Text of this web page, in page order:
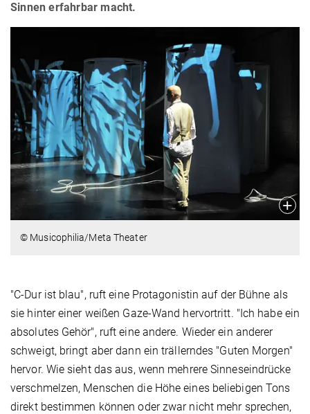
Sinnen erfahrbar macht.
© Musicophilia/Meta Theater
"C-Dur ist blau", ruft eine Protagonistin auf der Bühne als
sie hinter einer weißen Gaze-Wand hervortritt. "Ich habe ein
absolutes Gehör", ruft eine andere. Wieder ein anderer
schweigt, bringt aber dann ein trällerndes "Guten Morgen"
hervor. Wie sieht das aus, wenn mehrere Sinneseindrücke
verschmelzen, Menschen die Höhe eines beliebigen Tons
direkt bestimmen können oder zwar nicht mehr sprechen,